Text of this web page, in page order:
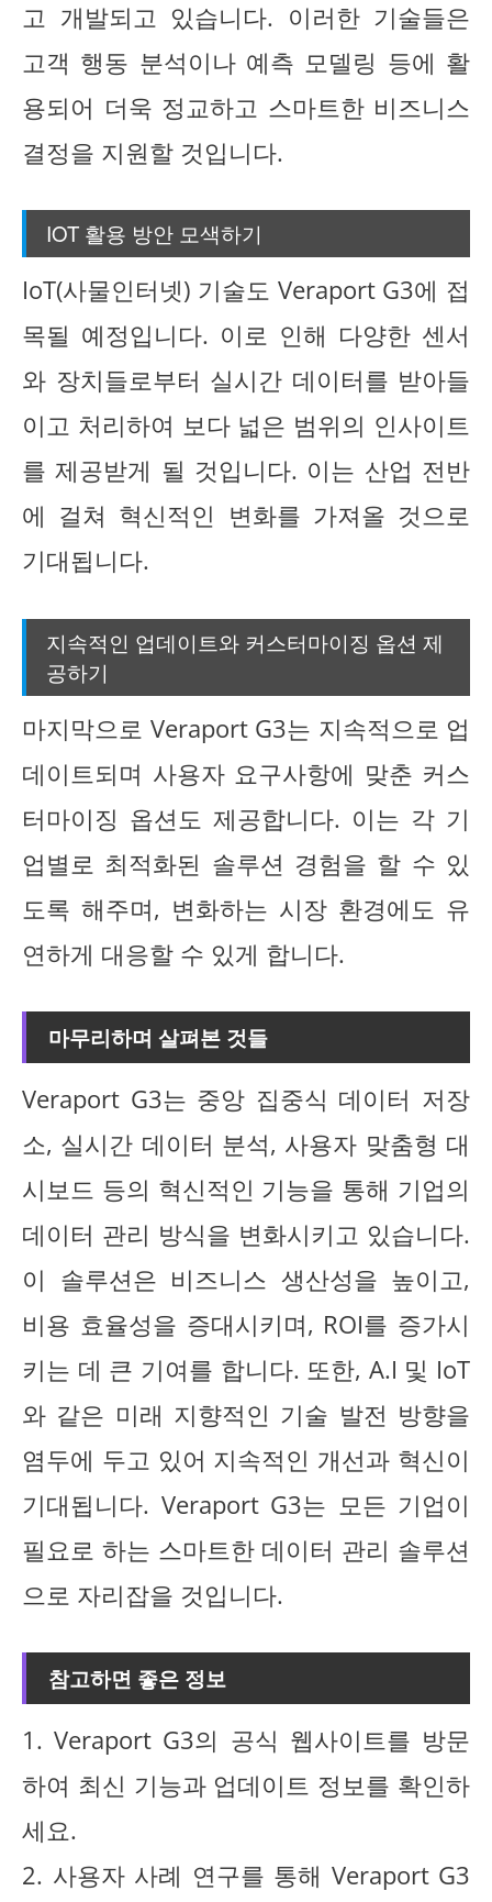
고 개발되고 있습니다. 이러한 기술들은
고객 행동 분석이나 예측 모델링 등에 활
용되어 더욱 정교하고 스마트한 비즈니스
결정을 지원할 것입니다.
IOT 활용 방안 모색하기
IoT(사물인터넷) 기술도 Veraport G3에 접
목될 예정입니다. 이로 인해 다양한 센서
와 장치들로부터 실시간 데이터를 받아들
이고 처리하여 보다 넓은 범위의 인사이트
를 제공받게 될 것입니다. 이는 산업 전반
에 걸쳐 혁신적인 변화를 가져올 것으로
기대됩니다.
지속적인 업데이트와 커스터마이징 옵션 제
공하기
마지막으로 Veraport G3는 지속적으로 업
데이트되며 사용자 요구사항에 맞춘 커스
터마이징 옵션도 제공합니다. 이는 각 기
업별로 최적화된 솔루션 경험을 할 수 있
도록 해주며, 변화하는 시장 환경에도 유
연하게 대응할 수 있게 합니다.
마무리하며 살펴본 것들
Veraport G3는 중앙 집중식 데이터 저장
소, 실시간 데이터 분석, 사용자 맞춤형 대
시보드 등의 혁신적인 기능을 통해 기업의
데이터 관리 방식을 변화시키고 있습니다.
이 솔루션은 비즈니스 생산성을 높이고,
비용 효율성을 증대시키며, ROI를 증가시
키는 데 큰 기여를 합니다. 또한, A.I 및 IoT
와 같은 미래 지향적인 기술 발전 방향을
염두에 두고 있어 지속적인 개선과 혁신이
기대됩니다. Veraport G3는 모든 기업이
필요로 하는 스마트한 데이터 관리 솔루션
으로 자리잡을 것입니다.
참고하면 좋은 정보
1. Veraport G3의 공식 웹사이트를 방문
하여 최신 기능과 업데이트 정보를 확인하
세요.
2. 사용자 사례 연구를 통해 Veraport G3